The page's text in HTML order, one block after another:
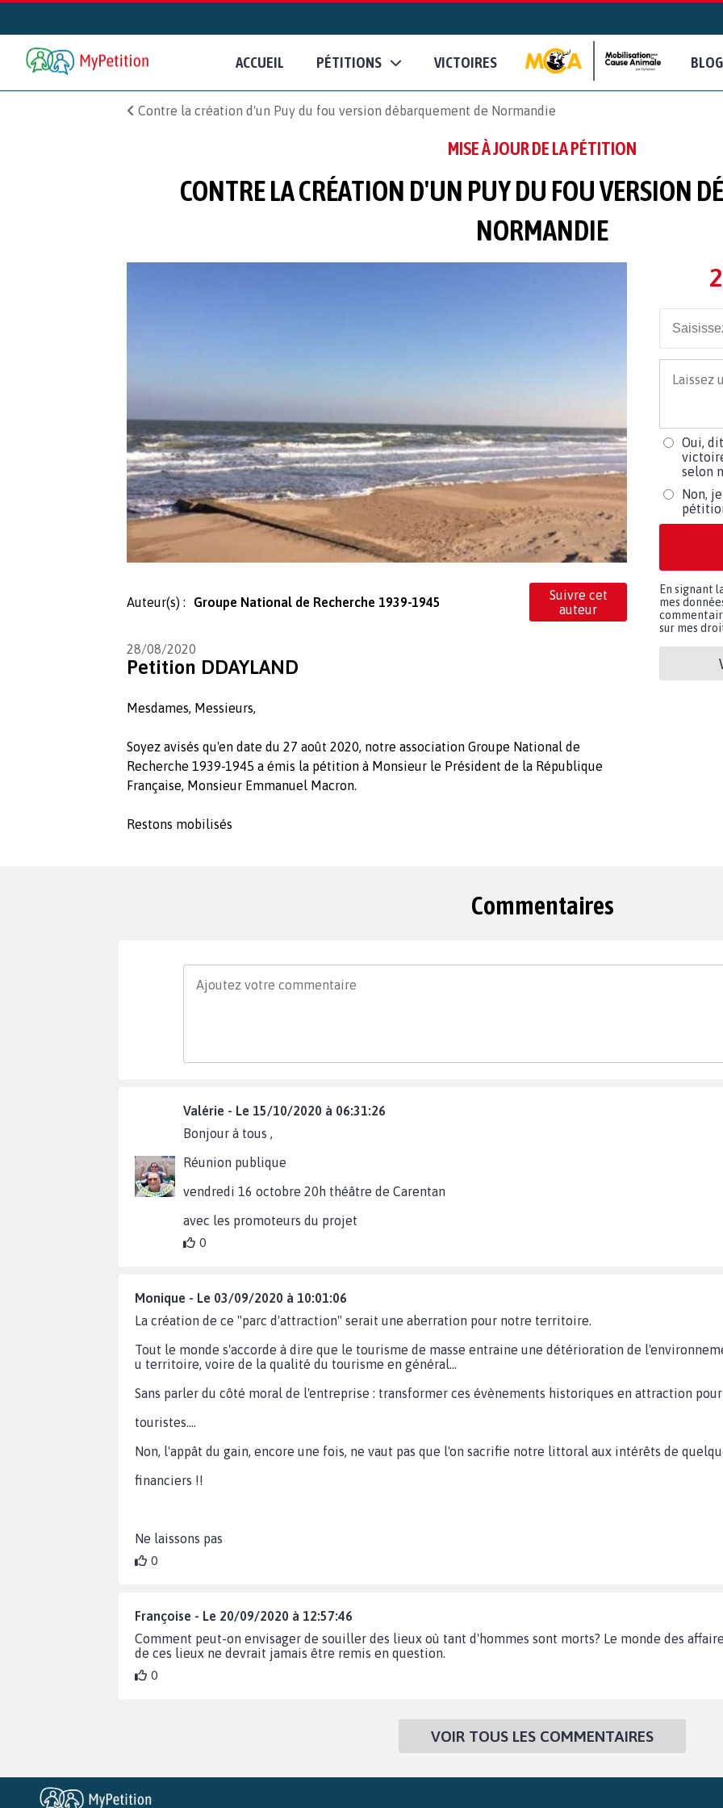
ACCUEIL PÉTITIONS VICTOIRES BLOG
Contre la création d'un Puy du fou version débarquement de Normandie
MISE À JOUR DE LA PÉTITION
CONTRE LA CRÉATION D'UN PUY DU FOU VERSION
NORMANDIE
Auteur(s) : Groupe National de Recherche 1939-1945
Suivre cet
auteur
28/08/2020
Petition DDAYLAND
Mesdames, Messieurs,
Soyez avisés qu'en date du 27 août 2020, notre association Groupe National de
Recherche 1939-1945 a émis la pétition à Monsieur le Président de la République
Française, Monsieur Emmanuel Macron.
Restons mobilisés
Oui,
selon
Non,
En signant
mes
sur mes
Commentaires
Valérie - Le 15/10/2020 à 06:31:26
Bonjour à tous ,
Réunion publique
vendredi 16 octobre 20h théâtre de Carentan
avec les promoteurs du projet
0
Monique - Le 03/09/2020 à 10:01:06
La création de ce "parc d'attraction" serait une aberration pour notre territoire.
Tout le monde s'accorde à dire que le tourisme de masse entraine une détérioration de
u territoire, voire de la qualité du tourisme en général...
Sans parler du côté moral de l'entreprise : transformer ces évènements historiques en attraction pour
touristes....
Non, l'appât du gain, encore une fois, ne vaut pas que l'on sacrifie notre littoral aux intérêts de
financiers !!
Ne laissons pas
0
Françoise - Le 20/09/2020 à 12:57:46
Comment peut-on envisager de souiller des lieux où tant d'hommes sont morts? Le monde des
de ces lieux ne devrait jamais être remis en question.
0
VOIR TOUS LES COMMENTAIRES